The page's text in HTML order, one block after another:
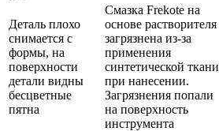
Деталь плохо
снимается с
формы, на
поверхности
детали видны
бесцветные
пятна
Смазка Frekote на
основе растворителя
загрязнена из-за
применения
синтетической ткани
при нанесении.
Загрязнения попали
на поверхность
инструмента